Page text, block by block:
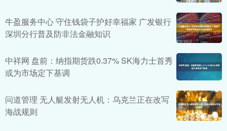
牛盈服务中心 守住钱袋子护好幸福家 广发银行
深圳分行普及防非法金融知识
中祥网 盘前：纳指期货跌0.37% SK海力士首秀
或为市场定下基调
问道管理 无人艇发射无人机：乌克兰正在改写
海战规则